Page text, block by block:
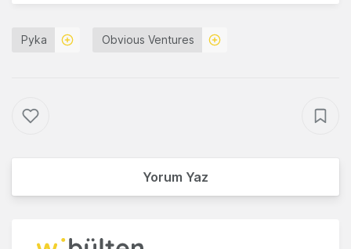
Pyka Obvious Ventures
Yorum Yaz